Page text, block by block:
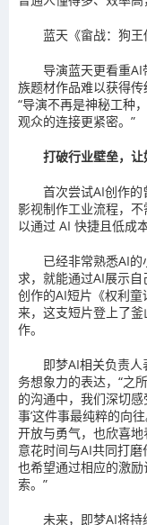
蓝天《畲战：狗
导演蓝天更看重
族题材作品难以获得传
“导演不再是神秘工种
观众的连接更紧密。”
打破行业壁垒，
首次尝试AI创作
影视制作工业流程，
以通过 AI 快捷且低成
已经非常熟悉AI
求，就能通过AI展示
创作的AI短片《权利
来，这支短片登上了
作。
即梦AI相关负责
务想象力的表达，“之
的沟通中，我们深切
事’这件事最纯粹的向
开放与勇气，也欣喜
意花时间与AI共同打
也希望通过相应的激
索。”
未来，即梦AI将